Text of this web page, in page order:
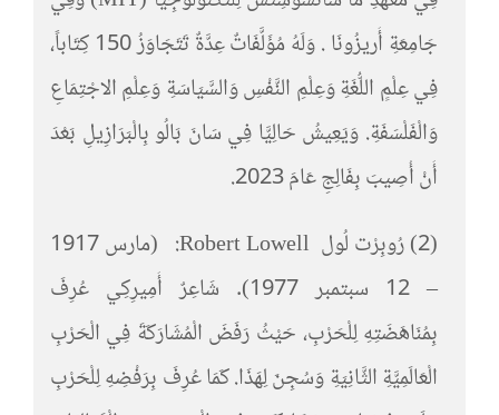
جَامِعَةِ أَريزُونَا . وَلَهُ مُؤَلَّفَاتٌ عِدَّةٌ تَتَجَاوَزُ 150 كِتَاباً،
فِي عِلْمٍ اللُّغَةِ وَعِلْمِ النَّفْسِ وَالسَّيَاسَةِ وَعِلْمِ الاجْتِمَاعِ
وَالْفَلْسَفَةِ. وَيَعِيشُ حَالِيَّا فِي سَانَ بَالُو بِالْبَرَازِيلِ بَعْدَ
أَنْ أُصِيبَ بِفَالِجِ عَامَ 2023.
(2) رُوبِرْت لُول Robert Lowell: (مارس 1917
– 12 سبتمبر 1977). شَاعِرٌ أَمِيرِكِي عُرِفَ
بِمُنَاهَضَتِهِ لِلْحَرْبِ، حَيْثُ رَفَضَ الْمُشَارَكَةَ فِي الْحَرْبِ
الْعَالَمِيَّةِ الثَّانِيَةِ وَسُجِنَ لِهَذَا. كَمَا عُرِفَ بِرَفْضِهِ لِلْحَرْبِ